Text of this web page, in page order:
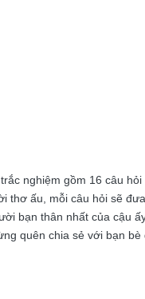
nghiệm gồm 16 câu
ấu, mỗi câu hỏi sẽ
bạn thân nhất của cậu
quên chia sẻ với bạn